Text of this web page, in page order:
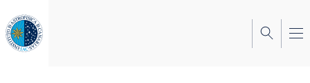
al
contenido
principal